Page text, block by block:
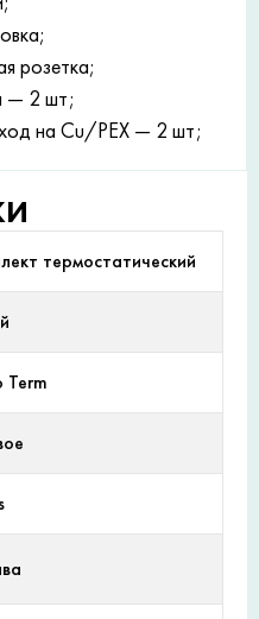
розетка;
— 2 шт;
на Cu/PEX — 2 шт;
термостатический
Term